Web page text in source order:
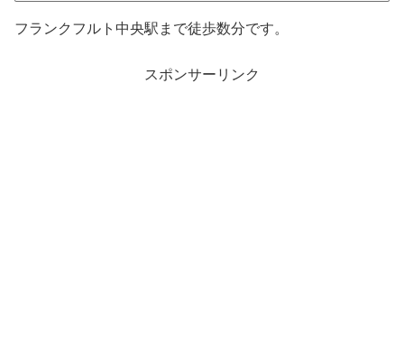
フランクフルト中央駅まで徒歩数分です。
スポンサーリンク